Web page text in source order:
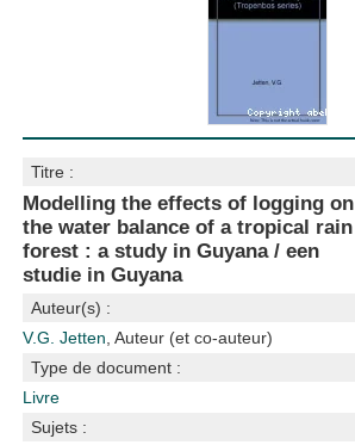
Titre :
Modelling the effects of logging on
the water balance of a tropical rain
forest : a study in Guyana / een
studie in Guyana
Auteur(s) :
V.G. Jetten , Auteur (et co-auteur)
Type de document :
Livre
Sujets :